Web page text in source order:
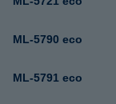
ML-5790 eco
ML-5791 eco